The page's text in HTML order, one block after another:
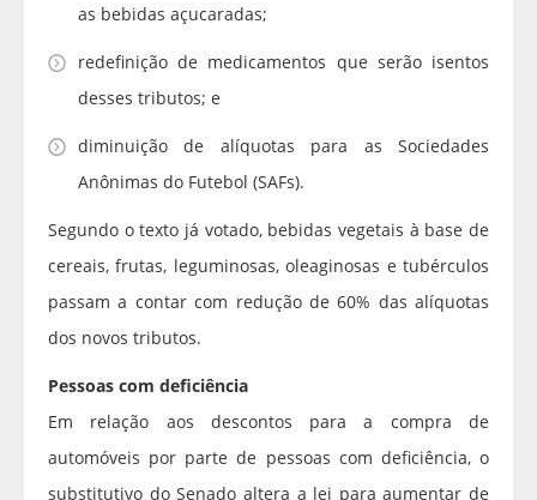
as bebidas açucaradas;
redefinição de medicamentos que serão isentos
desses tributos; e
diminuição de alíquotas para as Sociedades
Anônimas do Futebol (SAFs).
Segundo o texto já votado, bebidas vegetais à base de
cereais, frutas, leguminosas, oleaginosas e tubérculos
passam a contar com redução de 60% das alíquotas
dos novos tributos.
Pessoas com deficiência
Em relação aos descontos para a compra de
automóveis por parte de pessoas com deficiência, o
substitutivo do Senado altera a lei para aumentar de